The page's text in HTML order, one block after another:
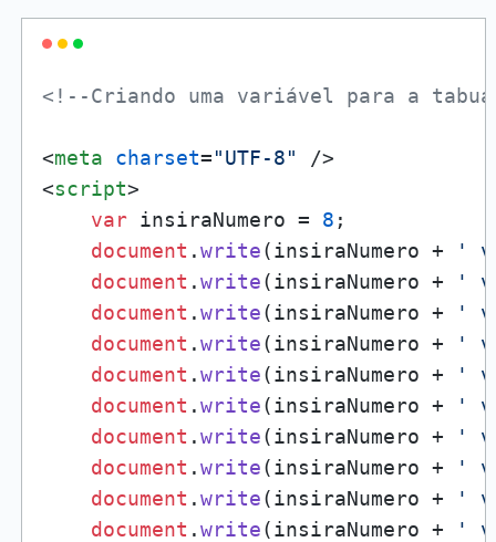
<!--Criando uma variável para a
<meta charset="UTF-8"
/>
<script>
var insiraNumero = 8 ;
document .write(insiraNumero +
'
document .write(insiraNumero +
'
document .write(insiraNumero +
'
document .write(insiraNumero +
'
document .write(insiraNumero +
'
document .write(insiraNumero +
'
document .write(insiraNumero +
'
document .write(insiraNumero +
'
document .write(insiraNumero +
'
document .write(insiraNumero +
'